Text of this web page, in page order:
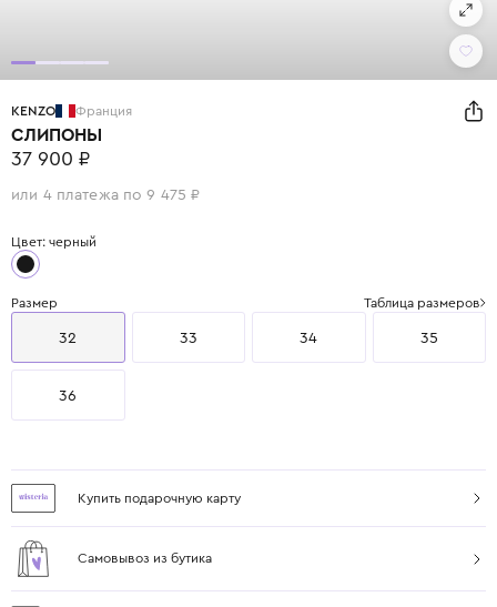
KENZO Франция
СЛИПОНЫ
37 900 ₽
или 4 платежа по 9 475 ₽
Цвет: черный
Размер Таблица размеров
32 33 34 35
36
Купить подарочную карту
Самовывоз из бутика